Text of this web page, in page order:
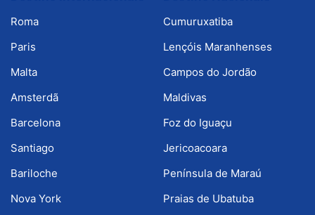
Roma
Paris
Malta
Amsterdã
Barcelona
Santiago
Bariloche
Nova York
Cumuruxatiba
Lençóis Maranhenses
Campos do Jordão
Maldivas
Foz do Iguaçu
Jericoacoara
Península de Maraú
Praias de Ubatuba